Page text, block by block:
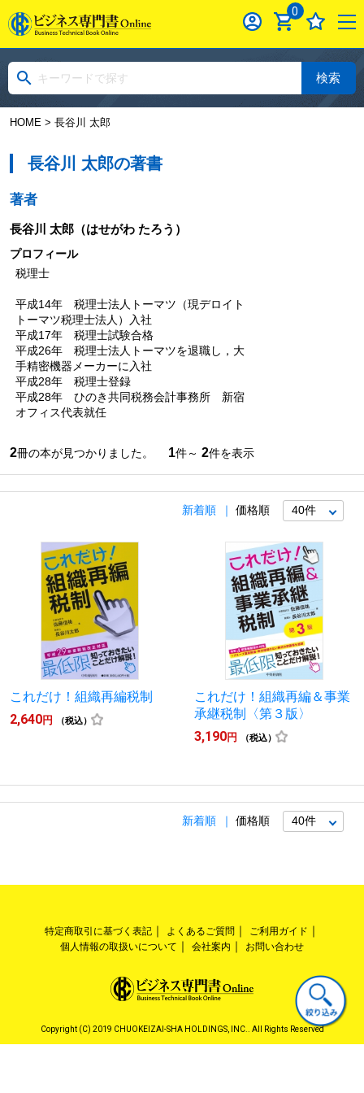
0
検索
HOME> 長谷川 太郎
長谷川 太郎の著書
著者
長谷川 太郎（はせがわ たろう）
プロフィール
税理士
平成14年 税理士法人トーマツ（現デロイト
トーマツ税理士法人）入社
平成17年 税理士試験合格
平成26年 税理士法人トーマツを退職し，大
手精密機器メーカーに入社
平成28年 税理士登録
平成28年 ひのき共同税務会計事務所 新宿
オフィス代表就任
2冊の本が見つかりました。 1件～ 2件を表示
新着順 価格順
これだけ！組織再編税制
2,640円 （税込）
これだけ！組織再編＆事業
承継税制〈第３版〉
3,190円 （税込）
新着順 価格順
特定商取引に基づく表記 よくあるご質問
ご利用ガイド
個人情報の取扱いについて
会社案内 お問い合わせ
Copyright (C) 2019 CHUOKEIZAI-SHA HOLDINGS, INC.. All Rights Reserved